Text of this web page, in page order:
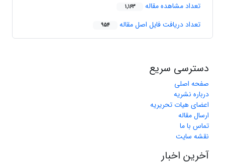
تعداد مشاهده مقاله 1,163
تعداد دریافت فایل اصل مقاله 954
دسترسی سریع
صفحه اصلی
درباره نشریه
اعضای هیات تحریریه
ارسال مقاله
تماس با ما
نقشه سایت
آخرین اخبار